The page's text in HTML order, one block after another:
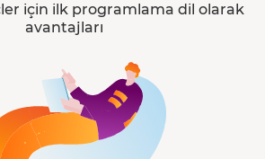
için ilk programlama dil olarak
avantajları